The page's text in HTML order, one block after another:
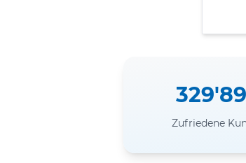
Zufriedene